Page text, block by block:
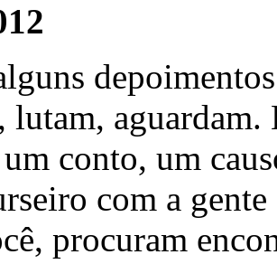
lutam, aguardam.
conto, um
com a
procuram